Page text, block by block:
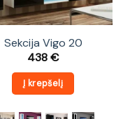
Sekcija Vigo 20
438€
Į krepšelį